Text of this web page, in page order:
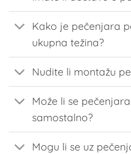
Kako je pečenjara
ukupna težina?
Nudite li montažu
Može li se
samostalno?
Mogu li se uz